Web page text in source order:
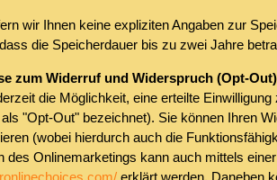
wir Ihnen keine expliziten Angaben zur
die Speicherdauer bis zu zwei Jahre
zum Widerruf und Widerspruch (Opt-
die Möglichkeit, eine erteilte
"Opt-Out" bezeichnet). Sie können Ihren
(wobei hierdurch auch die
des Onlinemarketings kann auch mittels
erklärt werden. Daneben